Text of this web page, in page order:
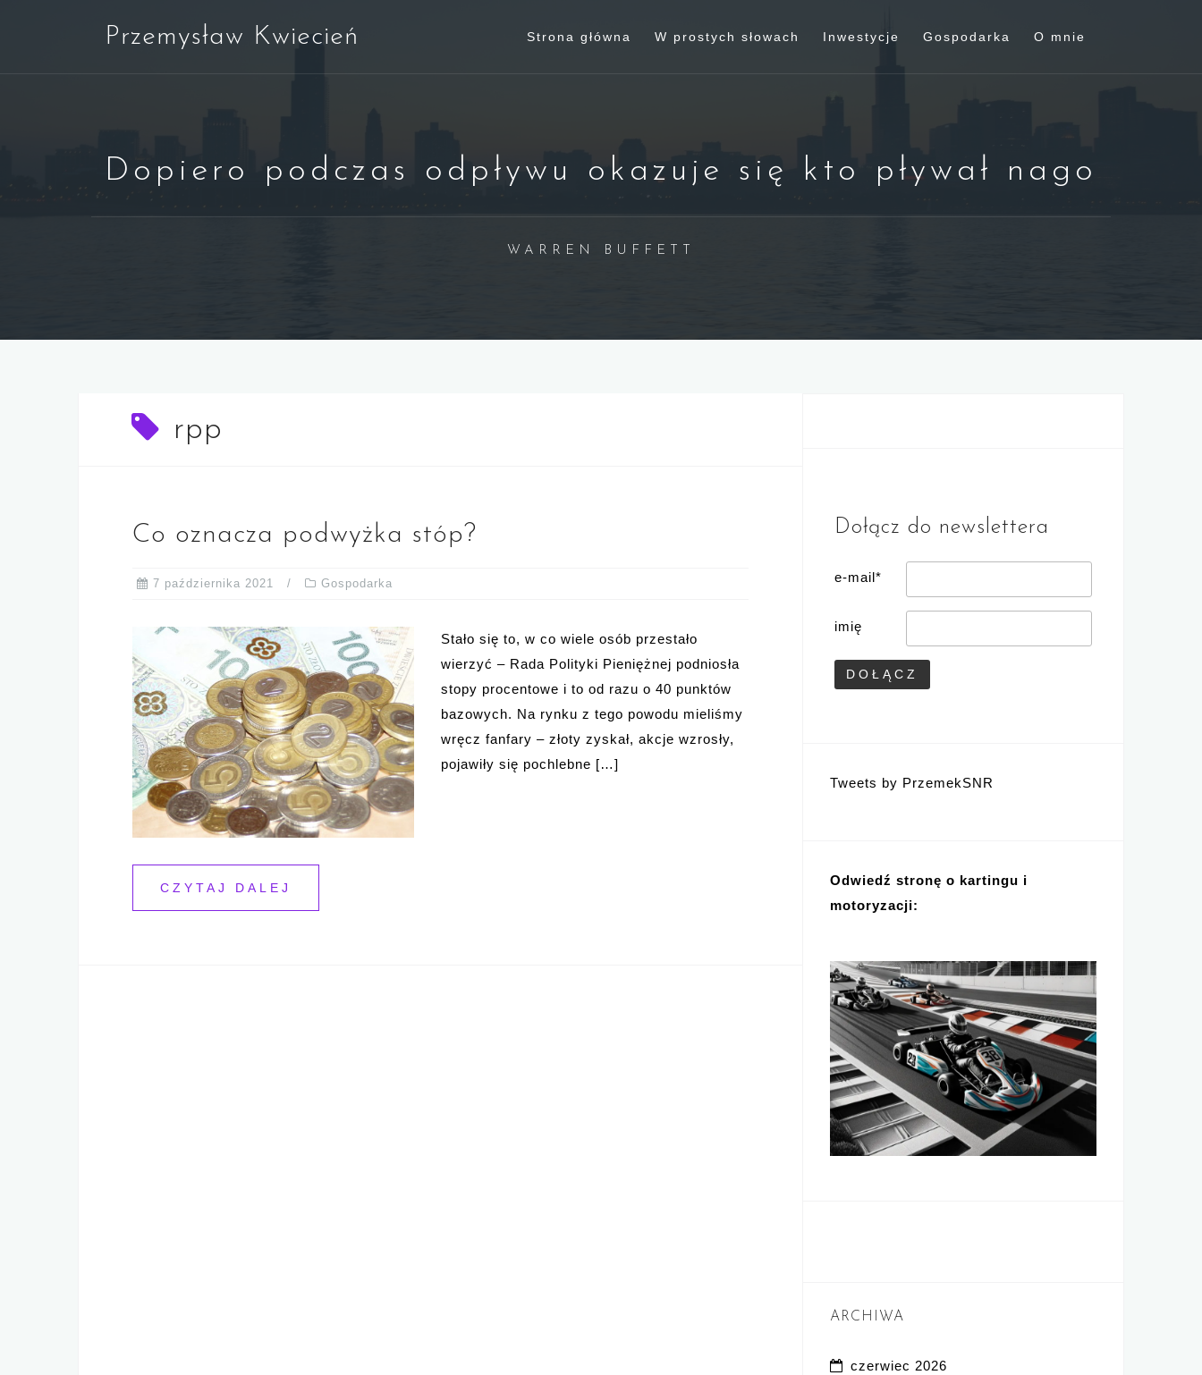
Przemysław Kwiecień Strona główna W prostych słowach Inwestycje Gospodarka O mnie
Dopiero podczas odpływu okazuje się kto pływał nago
WARREN BUFFETT
rpp
Co oznacza podwyżka stóp?
7 października 2021 Gospodarka
Stało się to, w co wiele osób przestało
wierzyć – Rada Polityki Pieniężnej podniosła
stopy procentowe i to od razu o 40 punktów
bazowych. Na rynku z tego powodu mieliśmy
wręcz fanfary – złoty zyskał, akcje wzrosły,
pojawiły się pochlebne […]
CZYTAJ DALEJ
Dołącz do newslettera
e-mail*
imię
Tweets by PrzemekSNR
Odwiedź stronę o kartingu i
motoryzacji:
ARCHIWA
czerwiec 2026